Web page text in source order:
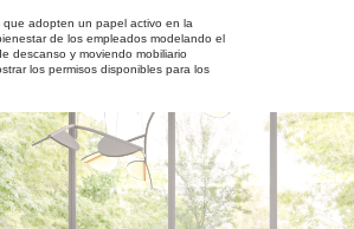
que adopten un papel activo en la
de los empleados modelando el
descanso y moviendo mobiliario
los permisos disponibles para los